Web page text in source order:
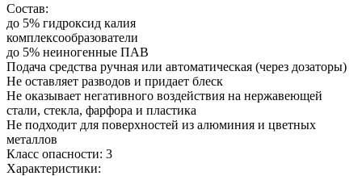
Состав:
до 5% гидроксид калия
комплексообразователи
до 5% неиногенные ПАВ
Подача средства ручная или автоматическая (через дозаторы)
Не оставляет разводов и придает блеск
Не оказывает негативного воздействия на нержавеющей
стали, стекла, фарфора и пластика
Не подходит для поверхностей из алюминия и цветных
металлов
Класс опасности: 3
Характеристики: